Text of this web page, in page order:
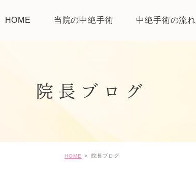
HOME 当院の中絶手術 中絶手術の流れ
院長ブログ
HOME 院長ブログ